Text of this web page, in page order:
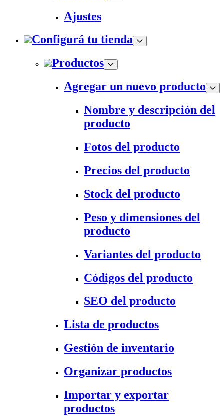
Ajustes
Configurá tu tienda
Productos
Agregar un nuevo producto
Nombre y descripción del
producto
Fotos del producto
Precios del producto
Stock del producto
Peso y dimensiones del
producto
Variantes del producto
Códigos del producto
SEO del producto
Lista de productos
Gestión de inventario
Organizar productos
Importar y exportar
productos